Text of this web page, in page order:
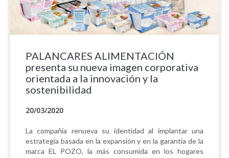
PALANCARES ALIMENTACIÓN
presenta su nueva imagen corporativa
orientada a la innovación y la
sostenibilidad
20/03/2020
La compañía renueva su identidad al implantar una
estrategia basada en la expansión y en la garantía de la
marca EL POZO, la más consumida en los hogares